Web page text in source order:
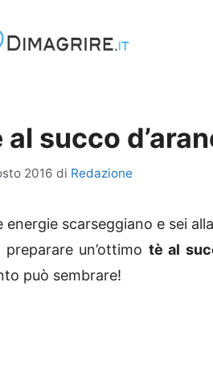
al succo
2016 di Redazione
energie scarseggiano e sei
preparare un’ottimo tè al
può sembrare!